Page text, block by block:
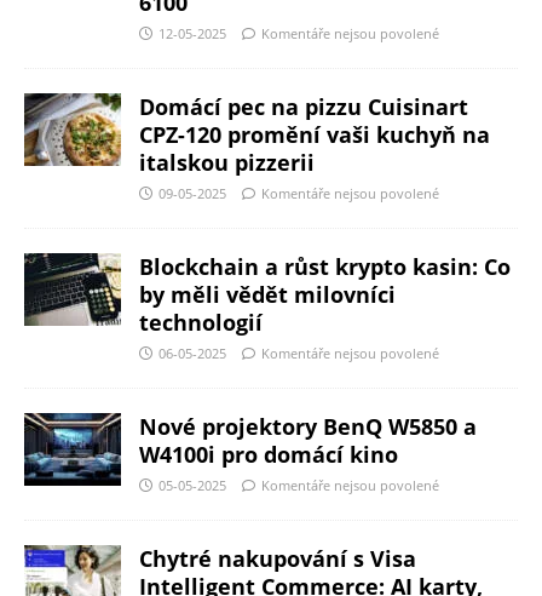
12-05-2025 Komentáře nejsou povolené
Domácí pec na pizzu Cuisinart
CPZ-120 promění vaši kuchyň na
italskou pizzerii
09-05-2025 Komentáře nejsou povolené
Blockchain a růst krypto kasin: Co
by měli vědět milovníci
technologií
06-05-2025 Komentáře nejsou povolené
Nové projektory BenQ W5850 a
W4100i pro domácí kino
05-05-2025 Komentáře nejsou povolené
Chytré nakupování s Visa
Intelligent Commerce: AI karty,